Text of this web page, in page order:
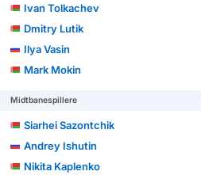
Ivan Tolkachev
Dmitry Lutik
Ilya Vasin
Mark Mokin
Midtbanespillere
Siarhei Sazontchik
Andrey Ishutin
Nikita Kaplenko